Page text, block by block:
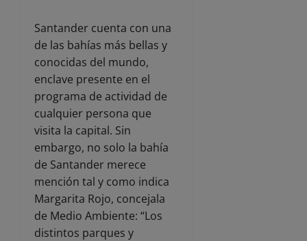
Santander cuenta con una
de las bahías más bellas y
conocidas del mundo,
enclave presente en el
programa de actividad de
cualquier persona que
visita la capital. Sin
embargo, no solo la bahía
de Santander merece
mención tal y como indica
Margarita Rojo, concejala
de Medio Ambiente: “Los
distintos parques y